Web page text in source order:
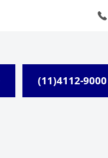
(11)4112-9000